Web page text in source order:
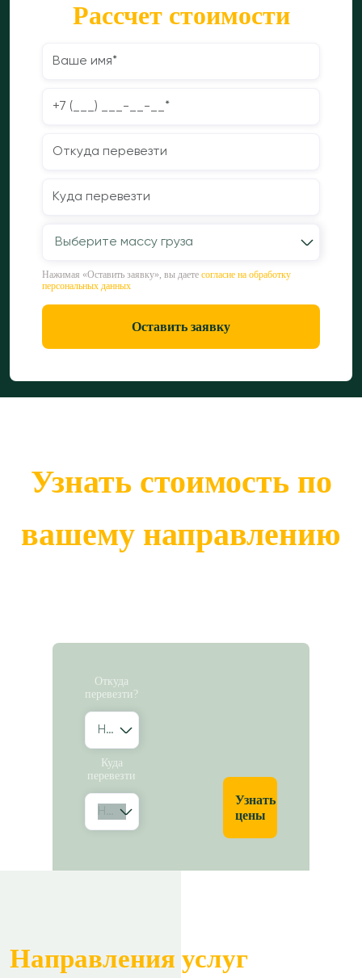
Рассчет стоимости
Выберите массу груза
Нажимая «Оставить заявку», вы даете согласие на обработку
персональных данных
Оставить заявку
Узнать стоимость по
вашему направлению
Откуда
перевезти?
Новосибирск
Куда
перевезти
Узнать
цены
Направления услуг